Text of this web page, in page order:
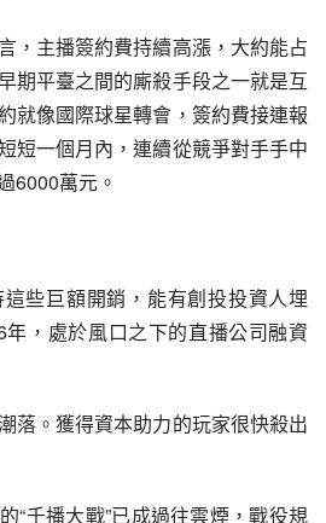
，主播簽約費持續高漲，大約能占
期平臺之間的廝殺手段之一就是互
就像國際球星轉會，簽約費接連報
短一個月內，連續從競爭對手手中
6000萬元。
些巨額開銷，能有創投投資人埋
，處於風口之下的直播公司融資
落。獲得資本助力的玩家很快殺出
“千播大戰”已成過往雲煙，戰役規